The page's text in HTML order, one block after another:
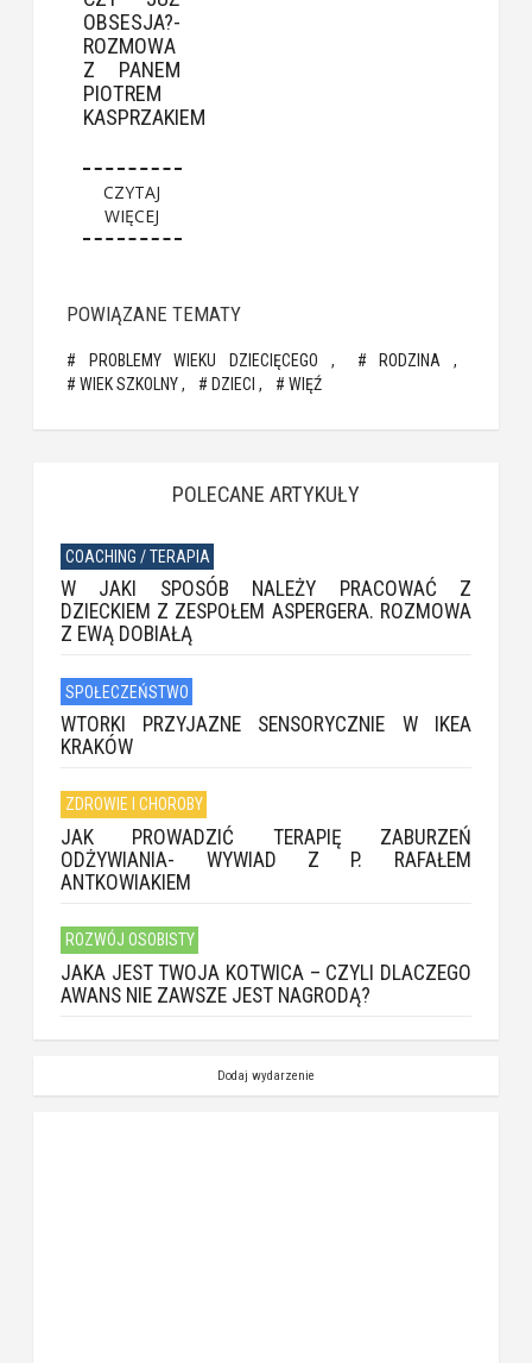
OBSESJA?-
ROZMOWA
Z PANEM
PIOTREM
KASPRZAKIEM
CZYTAJ
WIĘCEJ
POWIĄZANE TEMATY
PROBLEMY WIEKU DZIECIĘCEGO
RODZINA
WIEK SZKOLNY
DZIECI WIĘŹ
POLECANE ARTYKUŁY
COACHING / TERAPIA
W JAKI SPOSÓB NALEŻY PRACOWAĆ Z
DZIECKIEM Z ZESPOŁEM ASPERGERA. ROZMOWA
Z EWĄ DOBIAŁĄ
SPOŁECZEŃSTWO
WTORKI PRZYJAZNE SENSORYCZNIE W IKEA
KRAKÓW
ZDROWIE I CHOROBY
JAK PROWADZIĆ TERAPIĘ ZABURZEŃ
ODŻYWIANIA- WYWIAD Z P. RAFAŁEM
ANTKOWIAKIEM
ROZWÓJ OSOBISTY
JAKA JEST TWOJA KOTWICA – CZYLI DLACZEGO
AWANS NIE ZAWSZE JEST NAGRODĄ?
Dodaj wydarzenie